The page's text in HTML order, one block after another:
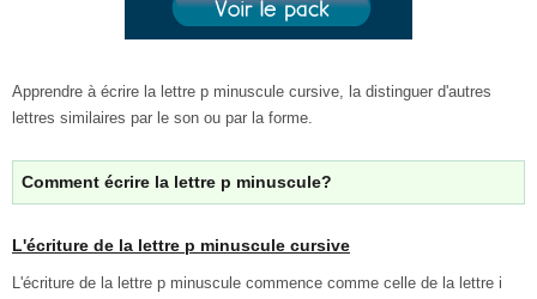
Apprendre à écrire la lettre p minuscule cursive, la distinguer d'autres
lettres similaires par le son ou par la forme.
Comment écrire la lettre p minuscule?
L'écriture de la lettre p minuscule cursive
L'écriture de la lettre p minuscule commence comme celle de la lettre i